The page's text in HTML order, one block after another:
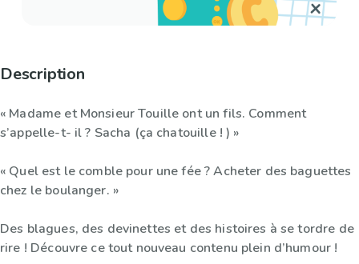
Description
« Madame et Monsieur Touille ont un fils. Comment
s’appelle-t- il ? Sacha (ça chatouille ! ) »
« Quel est le comble pour une fée ? Acheter des baguettes
chez le boulanger. »
Des blagues, des devinettes et des histoires à se tordre de
rire ! Découvre ce tout nouveau contenu plein d’humour !